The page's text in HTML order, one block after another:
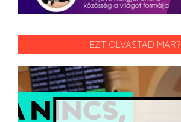
EZT OLVASTAD MÁR?